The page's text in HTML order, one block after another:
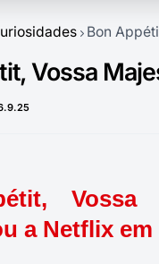
Bon
Vossa
Vossa
a Netflix em